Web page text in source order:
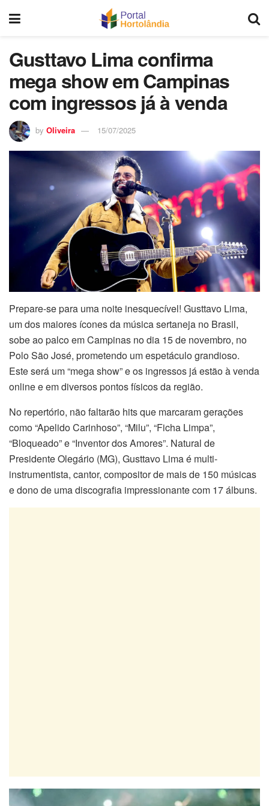
Gusttavo Lima confirma
mega show em Campinas
com ingressos já à venda
by Oliveira 15/07/2025
Prepare-se para uma noite inesquecível! Gusttavo Lima,
um dos maiores ícones da música sertaneja no Brasil,
sobe ao palco em Campinas no dia 15 de novembro, no
Polo São José, prometendo um espetáculo grandioso.
Este será um “mega show” e os ingressos já estão à venda
online e em diversos pontos físicos da região.
No repertório, não faltarão hits que marcaram gerações
como “Apelido Carinhoso”, “Milu”, “Ficha Limpa”,
“Bloqueado” e “Inventor dos Amores”. Natural de
Presidente Olegário (MG), Gusttavo Lima é multi-
instrumentista, cantor, compositor de mais de 150 músicas
e dono de uma discografia impressionante com 17 álbuns.